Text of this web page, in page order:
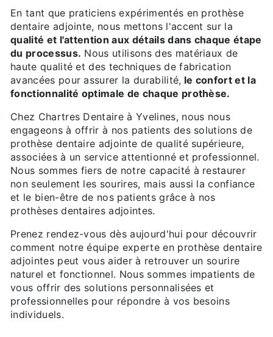
En tant que praticiens expérimentés en prothèse
dentaire adjointe, nous mettons l'accent sur la
qualité et l'attention aux détails dans chaque étape
du processus. Nous utilisons des matériaux de
haute qualité et des techniques de fabrication
avancées pour assurer la durabilité, le confort et la
fonctionnalité optimale de chaque prothèse.
Chez Chartres Dentaire à Yvelines, nous nous
engageons à offrir à nos patients des solutions de
prothèse dentaire adjointe de qualité supérieure,
associées à un service attentionné et professionnel.
Nous sommes fiers de notre capacité à restaurer
non seulement les sourires, mais aussi la confiance
et le bien-être de nos patients grâce à nos
prothèses dentaires adjointes.
Prenez rendez-vous dès aujourd'hui pour découvrir
comment notre équipe experte en prothèse dentaire
adjointes peut vous aider à retrouver un sourire
naturel et fonctionnel. Nous sommes impatients de
vous offrir des solutions personnalisées et
professionnelles pour répondre à vos besoins
individuels.